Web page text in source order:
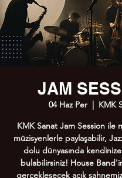
JAM
04 Haz Per
  |
KMK
KMK Sanat Jam Session ile
müzisyenlerle paylaşabilir,
dolu dünyasında
bulabilirsiniz! House
gerçekleşecek açık